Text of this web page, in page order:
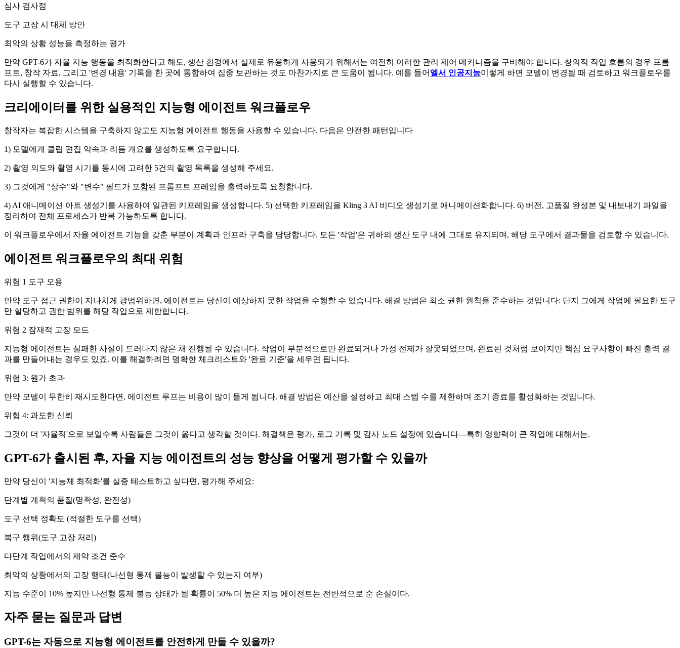
심사 검사점
도구 고장 시 대체 방안
최악의 상황 성능을 측정하는 평가
만약 GPT-6가 자율 지능 행동을 최적화한다고 해도, 생산 환경에서 실제로 유용하게 사용되기 위해서는 여전히 이러한 관리 제어 메커니즘을 구비해야 합니다. 창의적 작업 흐름의 경우 프롬
프트, 창작 자료, 그리고 '변경 내용' 기록을 한 곳에 통합하여 집중 보관하는 것도 마찬가지로 큰 도움이 됩니다. 예를 들어 엘서 인공지능이렇게 하면 모델이 변경될 때 검토하고 워크플로우를
다시 실행할 수 있습니다.
크리에이터를 위한 실용적인 지능형 에이전트 워크플로우
창작자는 복잡한 시스템을 구축하지 않고도 지능형 에이전트 행동을 사용할 수 있습니다. 다음은 안전한 패턴입니다
1) 모델에게 클립 편집 약속과 리듬 개요를 생성하도록 요구합니다.
2) 촬영 의도와 촬영 시기를 동시에 고려한 5건의 촬영 목록을 생성해 주세요.
3) 그것에게 "상수"와 "변수" 필드가 포함된 프롬프트 프레임을 출력하도록 요청합니다.
4) AI 애니메이션 아트 생성기를 사용하여 일관된 키프레임을 생성합니다. 5) 선택한 키프레임을 Kling 3 AI 비디오 생성기로 애니메이션화합니다. 6) 버전, 고품질 완성본 및 내보내기 파일을
정리하여 전체 프로세스가 반복 가능하도록 합니다.
이 워크플로우에서 자율 에이전트 기능을 갖춘 부분이 계획과 인프라 구축을 담당합니다. 모든 '작업'은 귀하의 생산 도구 내에 그대로 유지되며, 해당 도구에서 결과물을 검토할 수 있습니다.
에이전트 워크플로우의 최대 위험
위험 1 도구 오용
만약 도구 접근 권한이 지나치게 광범위하면, 에이전트는 당신이 예상하지 못한 작업을 수행할 수 있습니다. 해결 방법은 최소 권한 원칙을 준수하는 것입니다: 단지 그에게 작업에 필요한 도구
만 할당하고 권한 범위를 해당 작업으로 제한합니다.
위험 2 잠재적 고장 모드
지능형 에이전트는 실패한 사실이 드러나지 않은 채 진행될 수 있습니다. 작업이 부분적으로만 완료되거나 가정 전제가 잘못되었으며, 완료된 것처럼 보이지만 핵심 요구사항이 빠진 출력 결
과를 만들어내는 경우도 있죠. 이를 해결하려면 명확한 체크리스트와 '완료 기준'을 세우면 됩니다.
위험 3: 원가 초과
만약 모델이 무한히 재시도한다면, 에이전트 루프는 비용이 많이 들게 됩니다. 해결 방법은 예산을 설정하고 최대 스텝 수를 제한하며 조기 종료를 활성화하는 것입니다.
위험 4: 과도한 신뢰
그것이 더 '자율적'으로 보일수록 사람들은 그것이 옳다고 생각할 것이다. 해결책은 평가, 로그 기록 및 감사 노드 설정에 있습니다—특히 영향력이 큰 작업에 대해서는.
GPT-6가 출시된 후, 자율 지능 에이전트의 성능 향상을 어떻게 평가할 수 있을까
만약 당신이 '지능체 최적화'를 실증 테스트하고 싶다면, 평가해 주세요:
단계별 계획의 품질(명확성, 완전성)
도구 선택 정확도 (적절한 도구를 선택)
복구 행위(도구 고장 처리)
다단계 작업에서의 제약 조건 준수
최악의 상황에서의 고장 행태(나선형 통제 불능이 발생할 수 있는지 여부)
지능 수준이 10% 높지만 나선형 통제 불능 상태가 될 확률이 50% 더 높은 지능 에이전트는 전반적으로 순 손실이다.
자주 묻는 질문과 답변
GPT-6는 자동으로 지능형 에이전트를 안전하게 만들 수 있을까?